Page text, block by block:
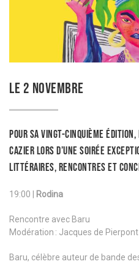
LE 2 NOVEMBRE
Pour sa vingt-cinquième édition,
Cazier lors d’une soirée
littéraires, rencontres et
19:00 | Rodina
Rencontre avec Baru
Modération : Jacques de Pierpont
Baru, célèbre auteur de bande